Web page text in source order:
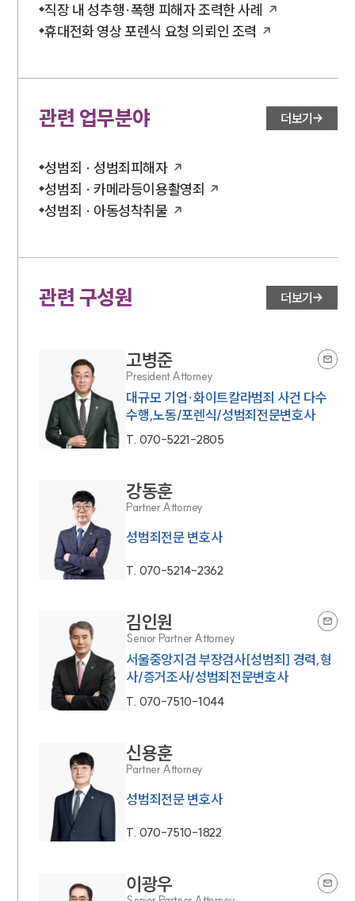
대륜법률상담예약
직장 내 성추행·폭행 피해자 조력한 사례
휴대전화 영상 포렌식 요청 의뢰인 조력
관련 업무분야 더보기
성범죄 · 성범죄피해자
성범죄 · 카메라등이용촬영죄
성범죄 · 아동성착취물
관련 구성원 더보기
고병준
President Attorney
대규모 기업·화이트칼라범죄 사건 다수
수행,노동/포렌식/성범죄전문변호사
T. 070-5221-2805
강동훈
Partner Attorney
성범죄전문 변호사
T. 070-5214-2362
김인원
Senior Partner Attorney
서울중앙지검 부장검사[성범죄] 경력,형
사/증거조사/성범죄전문변호사
T. 070-7510-1044
신용훈
Partner Attorney
성범죄전문 변호사
T. 070-7510-1822
이광우